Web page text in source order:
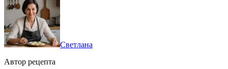
Светлана
Автор рецепта